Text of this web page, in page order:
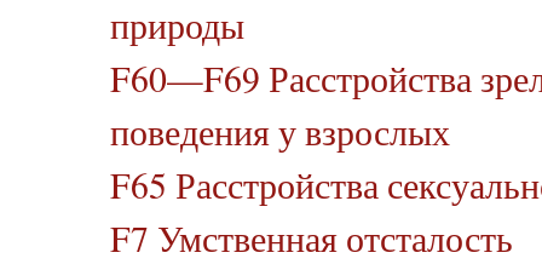
природы
F60—F69 Расстройства
поведения у взрослых
F65 Расстройства
F7 Умственная отсталость